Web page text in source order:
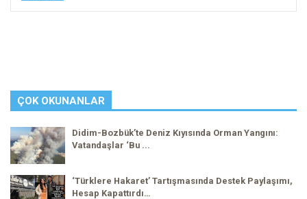
ÇOK OKUNANLAR
Didim-Bozbük’te Deniz Kıyısında Orman Yangını:
Vatandaşlar ‘Bu ...
‘Türklere Hakaret’ Tartışmasında Destek Paylaşımı,
Hesap Kapattırdı…